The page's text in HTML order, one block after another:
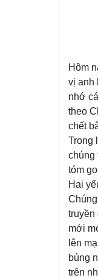
Hôm
vị anh
nhớ
theo
chết
Trong
chúng
tóm
Hai
truyền
mới
lên
bùng
trên